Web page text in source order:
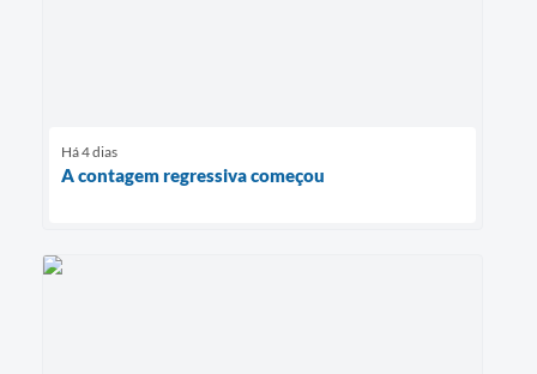
Há 4 dias
A contagem regressiva começou